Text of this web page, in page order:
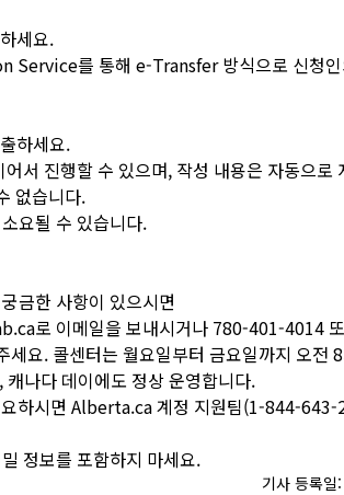
세요.
를 통해 e-Transfer 방식으로 신청인
하세요.
서 진행할 수 있으며, 작성 내용은 자동으로
없습니다.
요될 수 있습니다.
금한 사항이 있으시면
로 이메일을 보내시거나 780-401-4014
요. 콜센터는 월요일부터 금요일까지 오전
나다 데이에도 정상 운영합니다.
하시면 Alberta.ca 계정 지원팀(1-844-643-
정보를 포함하지 마세요.
기사 등록